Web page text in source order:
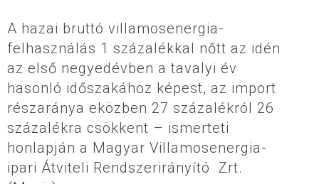
A hazai bruttó villamosenergia-
felhasználás 1 százalékkal nőtt az idén
az első negyedévben a tavalyi év
hasonló időszakához képest, az import
részaránya eközben 27 százalékról 26
százalékra csökkent – ismerteti
honlapján a Magyar Villamosenergia-
ipari Átviteli Rendszerirányító Zrt.